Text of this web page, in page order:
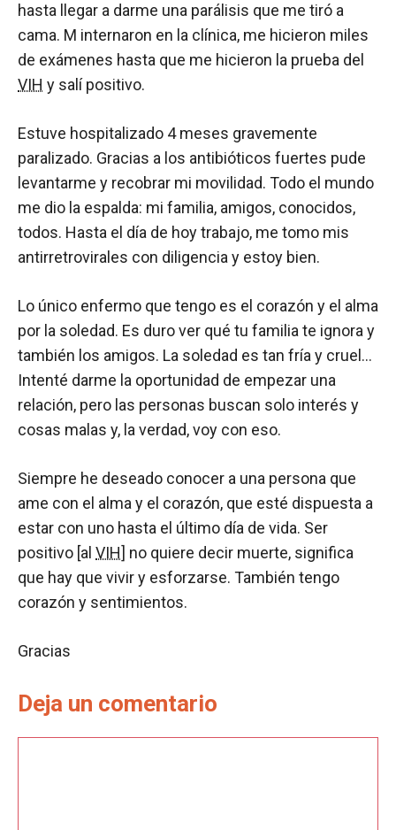
hasta llegar a darme una parálisis que me tiró a
cama. M internaron en la clínica, me hicieron miles
de exámenes hasta que me hicieron la prueba del
VIH y salí positivo.
Estuve hospitalizado 4 meses gravemente
paralizado. Gracias a los antibióticos fuertes pude
levantarme y recobrar mi movilidad. Todo el mundo
me dio la espalda: mi familia, amigos, conocidos,
todos. Hasta el día de hoy trabajo, me tomo mis
antirretrovirales con diligencia y estoy bien.
Lo único enfermo que tengo es el corazón y el alma
por la soledad. Es duro ver qué tu familia te ignora y
también los amigos. La soledad es tan fría y cruel…
Intenté darme la oportunidad de empezar una
relación, pero las personas buscan solo interés y
cosas malas y, la verdad, voy con eso.
Siempre he deseado conocer a una persona que
ame con el alma y el corazón, que esté dispuesta a
estar con uno hasta el último día de vida. Ser
positivo [al VIH] no quiere decir muerte, significa
que hay que vivir y esforzarse. También tengo
corazón y sentimientos.
Gracias
Deja un comentario